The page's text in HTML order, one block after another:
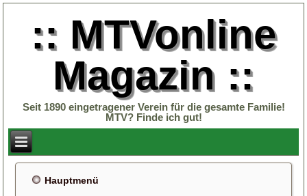
:: MTVonline
Magazin ::
Seit 1890 eingetragener Verein für die gesamte Familie!
MTV? Finde ich gut!
Hauptmenü